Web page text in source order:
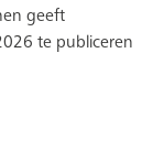
geeft
te publiceren